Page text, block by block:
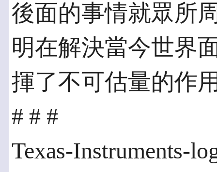
後面的事情就眾所
明在解決當今世界
揮了不可估量的作
# # #
Texas-Instruments-